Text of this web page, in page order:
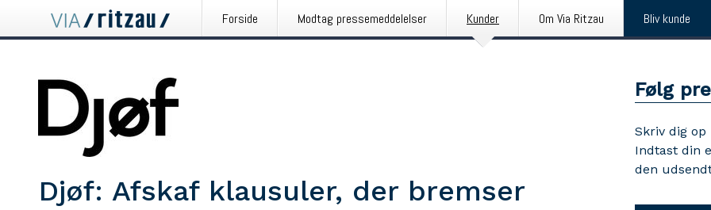
Forside Modtag pressemeddelelser Kunder Om Via Ritzau Bliv kunde
Djøf: Afskaf klausuler, der bremser
Følg
Skriv dig
Indtast din
den